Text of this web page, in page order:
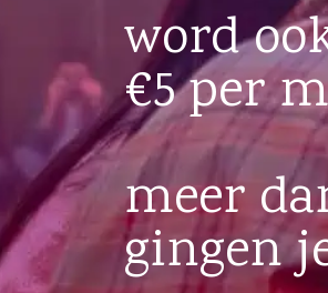
word
€5 per
meer
gingen